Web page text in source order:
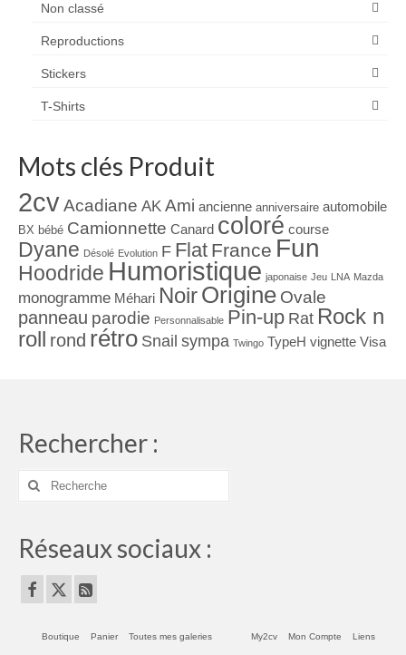
Non classé
Reproductions
Stickers
T-Shirts
Mots clés Produit
2cvAcadiane AK Ami ancienne anniversaire automobile
BX bébé Camionnette Canard coloré course
Dyane Désolé Evolution F Flat France Fun
Hoodride Humoristique japonaise Jeu LNA Mazda
monogramme Méhari NoirOrigine Ovale
panneau parodie Personnalisable Pin-up Rat Rock n
roll rond rétro Snail sympa Twingo TypeH vignette Visa
Rechercher :
Rechercher
Réseaux sociaux :
Boutique Panier Toutes mes galeries My2cv Mon Compte Liens